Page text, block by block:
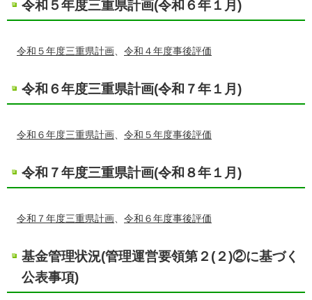
令和５年度三重県計画(令和６年１月)
令和５年度三重県計画、 令和４年度事後評価
令和６年度三重県計画(令和７年１月)
令和６年度三重県計画、 令和５年度事後評価
令和７年度三重県計画(令和８年１月)
令和７年度三重県計画、 令和６年度事後評価
基金管理状況(管理運営要領第２(２)②に基づく
公表事項)